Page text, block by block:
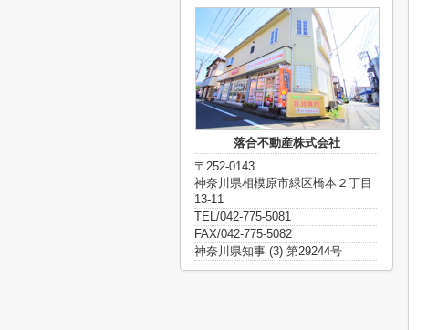
落合不動産株式会社
〒252-0143
神奈川県相模原市緑区橋本２丁目
13-11
TEL/042-775-5081
FAX/042-775-5082
神奈川県知事 (3) 第29244号